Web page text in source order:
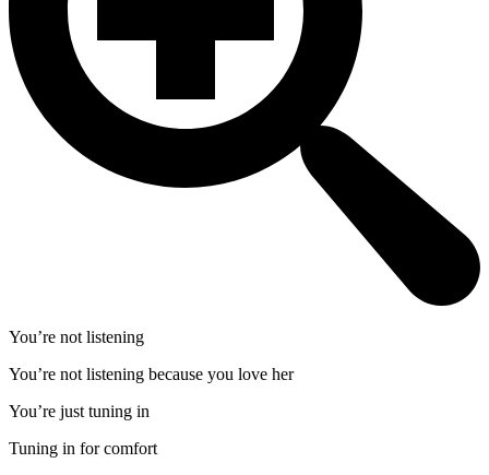
You’re not listening
You’re not listening because you love her
You’re just tuning in
Tuning in for comfort